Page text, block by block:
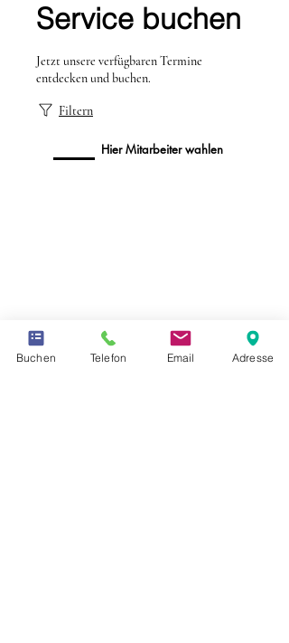
Service buchen
Jetzt unsere verfügbaren Termine
entdecken und buchen.
Filtern
Hier Mitarbeiter wahlen
Buchen Telefon Email Adresse